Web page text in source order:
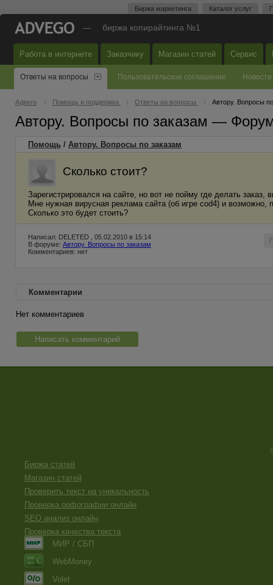
Биржа маркетинга Каталог услуг
— биржа копирайтинга №1
Работа в интернете Заказчику Магазин статей Сервис
Ответы на вопросы Пользовательское соглашение Новости
Адвего Помощь и поддержка Ответы на вопросы Автору. Вопросы
Автору. Вопросы по заказам —
Помощь / Автору. Вопросы по заказам
Сколько стоит?
Зарегистрировался на сайте, но вот не пойму где делать заказ,
Мне нужная вирусная реклама сайта (об игре cоd4) и возможно,
Сколько это будет стоить?
Написал: DELETED , 05.02.2010 в 15:14
В форуме: Автору. Вопросы по заказам
Комментариев: нет
Комментарии
Нет комментариев
Написать комментарий
Биржа статей
Магазин статей
Проверить текст на уникальность
Проверка орфографии онлайн
SEO анализ онлайн
Проверка качества текста
МИР / СБП
WebMoney
Volet